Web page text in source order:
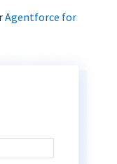
Agentforce for